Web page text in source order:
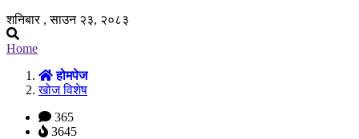
शनिबार , साउन २३, २०८३
Home
होमपेज
खोज विशेष
365
3645